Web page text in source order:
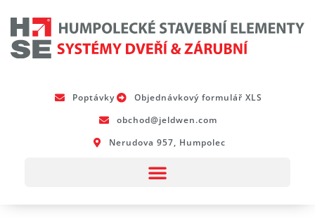
Poptávky
Objednávkový formulář XLS
obchod@jeldwen.com
Nerudova 957, Humpolec